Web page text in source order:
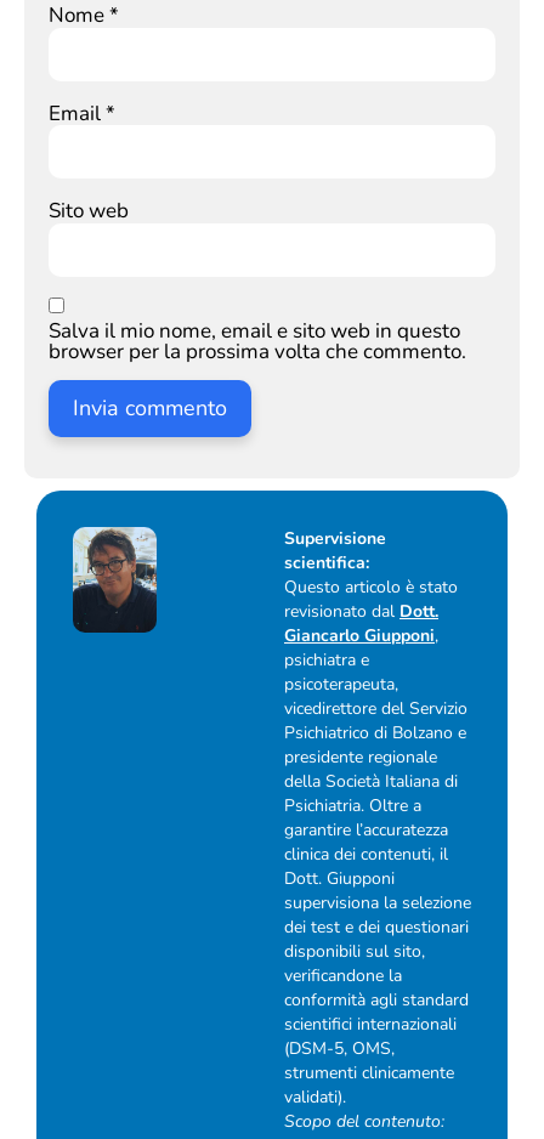
Nome*
Email*
Sito web
Salva il mio nome, email e sito web in questo
browser per la prossima volta che commento.
Supervisione
scientifica:
Questo articolo è stato
revisionato dal Dott.
Giancarlo Giupponi,
psichiatra e
psicoterapeuta,
vicedirettore del Servizio
Psichiatrico di Bolzano e
presidente regionale
della Società Italiana di
Psichiatria. Oltre a
garantire l’accuratezza
clinica dei contenuti, il
Dott. Giupponi
supervisiona la selezione
dei test e dei questionari
disponibili sul sito,
verificandone la
conformità agli standard
scientifici internazionali
(DSM-5, OMS,
strumenti clinicamente
validati).
Scopo del contenuto: